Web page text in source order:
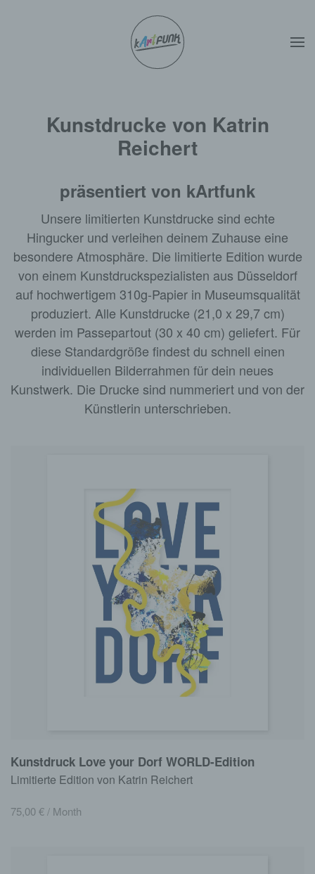
Zum Hauptinhalt springen
Kunstdrucke von Katrin
Reichert
präsentiert von kArtfunk
Unsere limitierten Kunstdrucke sind echte
Hingucker und verleihen deinem Zuhause eine
besondere Atmosphäre. Die limitierte Edition wurde
von einem Kunstdruckspezialisten aus Düsseldorf
auf hochwertigem 310g-Papier in Museumsqualität
produziert. Alle Kunstdrucke (21,0 x 29,7 cm)
werden im Passepartout (30 x 40 cm) geliefert. Für
diese Standardgröße findest du schnell einen
individuellen Bilderrahmen für dein neues
Kunstwerk. Die Drucke sind nummeriert und von der
Künstlerin unterschrieben.
Kunstdruck Love your Dorf WORLD-Edition
Limitierte Edition von Katrin Reichert
75,00€/ Month